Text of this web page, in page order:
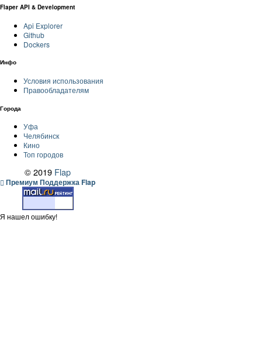
Flaper API & Development
Api Explorer
Github
Dockers
Инфо
Условия использования
Правообладателям
Города
Уфа
Челябинск
Кино
Топ городов
© 2019 Flap
Премиум Поддержка Flap
Я нашел ошибку!